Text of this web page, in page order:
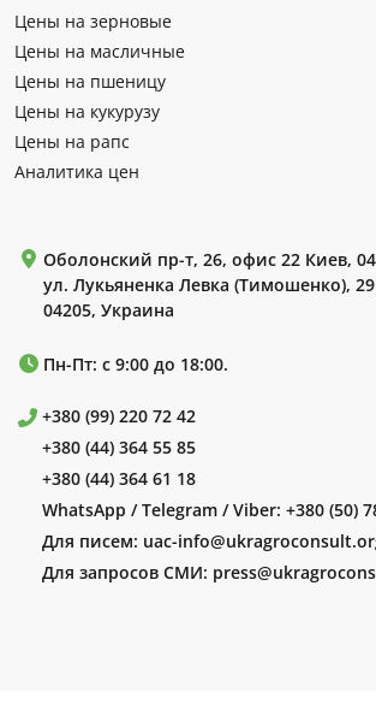
Цены на зерновые
Цены на масличные
Цены на пшеницу
Цены на кукурузу
Цены на рапс
Аналитика цен
Оболонский пр-т, 26, офис 22 Киев,
ул. Лукьяненка Левка (Тимошенко),
04205, Украина
Пн-Пт: с 9:00 до 18:00.
+380 (99) 220 72 42
+380 (44) 364 55 85
+380 (44) 364 61 18
WhatsApp / Telegram / Viber: +380 (50)
Для писем: uac-
Для запросов СМИ: